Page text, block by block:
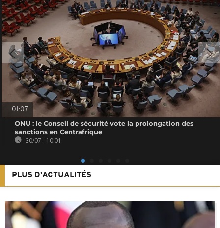
01:07
ONU : le Conseil de sécurité vote la prolongation des
sanctions en Centrafrique
30/07 - 10:01
PLUS D'ACTUALITÉS